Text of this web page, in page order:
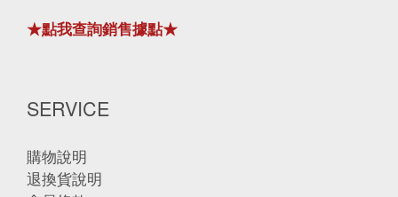
★點我查詢銷售據點★
SERVICE
購物說明
退換貨說明